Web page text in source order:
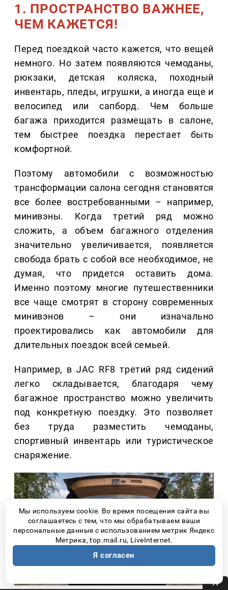
1. ПРОСТРАНСТВО ВАЖНЕЕ,
ЧЕМ КАЖЕТСЯ!
Перед поездкой часто кажется, что вещей
немного. Но затем появляются чемоданы,
рюкзаки, детская коляска, походный
инвентарь, пледы, игрушки, а иногда еще и
велосипед или сапборд. Чем больше
багажа приходится размещать в салоне,
тем быстрее поездка перестает быть
комфортной.
Поэтому автомобили с возможностью
трансформации салона сегодня становятся
все более востребованными – например,
минивэны. Когда третий ряд можно
сложить, а объем багажного отделения
значительно увеличивается, появляется
свобода брать с собой все необходимое, не
думая, что придется оставить дома.
Именно поэтому многие путешественники
все чаще смотрят в сторону современных
минивэнов – они изначально
проектировались как автомобили для
длительных поездок всей семьей.
Например, в JAC RF8 третий ряд сидений
легко складывается, благодаря чему
багажное пространство можно увеличить
под конкретную поездку. Это позволяет
без труда разместить чемоданы,
спортивный инвентарь или туристическое
снаряжение.
Мы используем cookie. Во время посещения сайта вы
соглашаетесь с тем, что мы обрабатываем ваши
персональные данные с использованием метрик Яндекс
Метрика, top.mail.ru, LiveInternet.
Я согласен